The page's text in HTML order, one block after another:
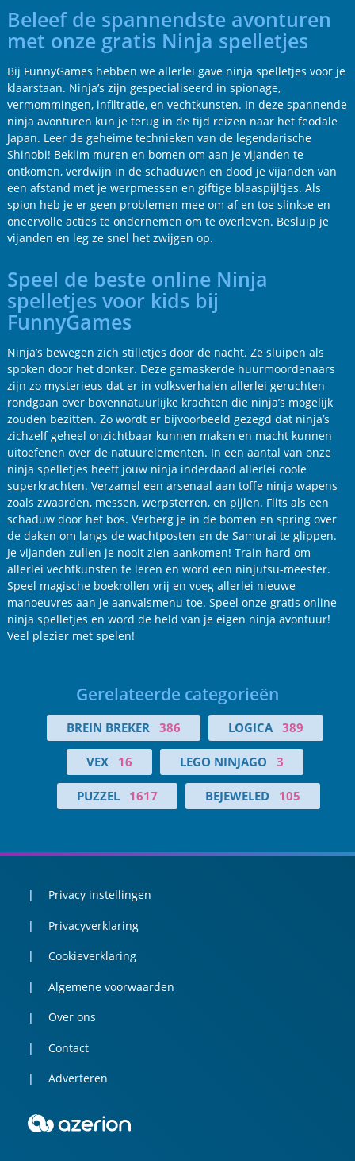
Beleef de spannendste avonturen
met onze gratis Ninja spelletjes
Bij FunnyGames hebben we allerlei gave ninja spelletjes voor je
klaarstaan. Ninja’s zijn gespecialiseerd in spionage,
vermommingen, infiltratie, en vechtkunsten. In deze spannende
ninja avonturen kun je terug in de tijd reizen naar het feodale
Japan. Leer de geheime technieken van de legendarische
Shinobi! Beklim muren en bomen om aan je vijanden te
ontkomen, verdwijn in de schaduwen en dood je vijanden van
een afstand met je werpmessen en giftige blaaspijltjes. Als
spion heb je er geen problemen mee om af en toe slinkse en
oneervolle acties te ondernemen om te overleven. Besluip je
vijanden en leg ze snel het zwijgen op.
Speel de beste online Ninja
spelletjes voor kids bij
FunnyGames
Ninja’s bewegen zich stilletjes door de nacht. Ze sluipen als
spoken door het donker. Deze gemaskerde huurmoordenaars
zijn zo mysterieus dat er in volksverhalen allerlei geruchten
rondgaan over bovennatuurlijke krachten die ninja’s mogelijk
zouden bezitten. Zo wordt er bijvoorbeeld gezegd dat ninja’s
zichzelf geheel onzichtbaar kunnen maken en macht kunnen
uitoefenen over de natuurelementen. In een aantal van onze
ninja spelletjes heeft jouw ninja inderdaad allerlei coole
superkrachten. Verzamel een arsenaal aan toffe ninja wapens
zoals zwaarden, messen, werpsterren, en pijlen. Flits als een
schaduw door het bos. Verberg je in de bomen en spring over
de daken om langs de wachtposten en de Samurai te glippen.
Je vijanden zullen je nooit zien aankomen! Train hard om
allerlei vechtkunsten te leren en word een ninjutsu-meester.
Speel magische boekrollen vrij en voeg allerlei nieuwe
manoeuvres aan je aanvalsmenu toe. Speel onze gratis online
ninja spelletjes en word de held van je eigen ninja avontuur!
Veel plezier met spelen!
Gerelateerde categorieën
BREIN BREKER 386 LOGICA 389
VEX 16 LEGO NINJAGO 3
PUZZEL 1617 BEJEWELED 105
Privacy instellingen
Privacyverklaring
Cookieverklaring
Algemene voorwaarden
Over ons
Contact
Adverteren